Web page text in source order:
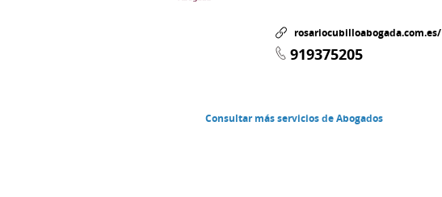
rosariocubilloabogada.com.es/
919375205
Consultar más servicios de Abogados